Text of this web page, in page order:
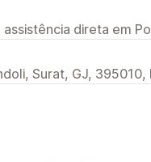
direta em
Surat, GJ, 395010,